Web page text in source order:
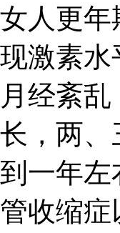
女人更年
现激素水
月经紊
长，两、
到一年
管收缩